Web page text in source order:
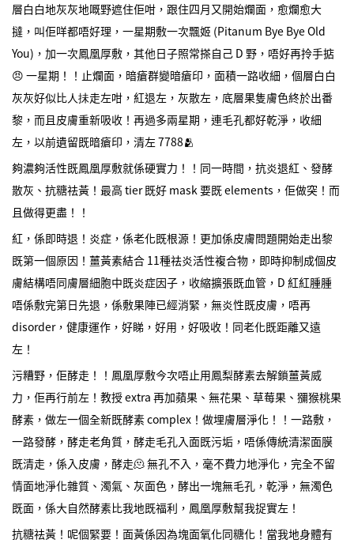
層白白地灰灰地嘅野遮住佢咁，跟住四月又開始爛面，愈爛愈大
撻，叫佢咩都唔好理，一星期敷一次飄姬 (Pitanum Bye Bye Old
You)，加一次鳳凰厚敷，其他日子照常搽自己 D 野，唔好再拎手掂
😠 一星期！！止爛面，暗瘡群變暗瘡印，面積一路收細，個層白白
灰灰好似比人抺走左咁，紅退左，灰散左，底層果隻膚色終於出番
黎，而且皮膚重新吸收！再過多兩星期，連毛孔都好乾淨，收細
左，以前遺留既暗瘡印，清左 7788🫂
夠濃夠活性既鳳凰厚敷就係硬實力！！同一時間，抗炎退紅、發酵
散灰、抗糖祛黃！最高 tier 既好 mask 要既 elements，佢做突！而
且做得更盡！！
紅，係即時退！炎症，係老化既根源！更加係皮膚問題開始走出黎
既第一個原因！薑黃素結合 11種祛炎活性複合物，即時抑制成個皮
膚結構唔同膚層細胞中既炎症因子，收縮擴張既血管，D 紅紅腫腫
唔係敷完第日先退，係敷果陣已經消緊，無炎性既皮膚，唔再
disorder，健康運作，好睇，好用，好吸收！同老化既距離又遠
左！
污糟野，佢酵走！！鳳凰厚敷今次唔止用鳳梨酵素去解鎖薑黃威
力，佢再行前左！教授 extra 再加蘋果、無花果、草莓果、獼猴桃果
酵素，做左一個全新既酵素 complex！做埋膚層淨化！！一路敷，
一路發酵，酵走老角質，酵走毛孔入面既污垢，唔係傳統清潔面膜
既清走，係入皮膚，酵走🫠 無孔不入，毫不費力地淨化，完全不留
情面地淨化雜質、濁氣、灰面色，酵出一塊無毛孔，乾淨，無濁色
既面，係大自然酵素比我地既福利，鳳凰厚敷幫我捉實左！
抗糖祛黃！呢個緊要！面黃係因為塊面氧化同糖化！當我地身體有